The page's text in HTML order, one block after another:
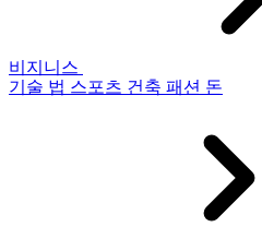
비지니스
기술 법 스포츠 건축 패션 돈